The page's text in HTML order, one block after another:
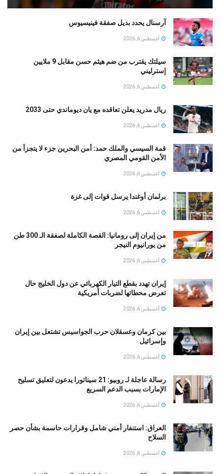
آرسنال يحدد بديل صفقة فينيسيوس
أغسطس 6, 2026
سيلتك يقترب من ضم هيثم حسن مقابل 9 ملايين
إسترليني
أغسطس 6, 2026
ريال مدريد يعلن تعاقده مع يان ديوماندي حتى 2033
أغسطس 6, 2026
قمة السيسي والملك حمد: أمن البحرين جزء لا يتجزأ من
الأمن القومي المصري
أغسطس 6, 2026
برلمان أوغندا يرسل قوات إلى غزة
أغسطس 6, 2026
من إيران إلى رومانيا: القصة الكاملة لصفقة الـ 300 طن
من يورانيوم النيجر
أغسطس 6, 2026
إيران تهدد بقطع التيار الكهربائي عن دول الخليج حال
تعرض محطاتها لضربات أمريكية
أغسطس 6, 2026
بين كرمان وعسقلان حرب الجواسيس تشتعل بين إيران
وإسرائيل
أغسطس 6, 2026
رسالة عاجلة لـ روبيو: 21 سيناتورا يدعون لتعليق تسليح
الإمارات بسبب الدعم السريع
أغسطس 6, 2026
العراق: استنفار أمني شامل وقرارات حاسمة بشأن حصر
السلاح
أغسطس 6, 2026